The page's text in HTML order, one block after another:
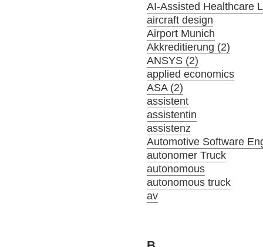
AI-Assisted Healthcare
aircraft design
Airport Munich
Akkreditierung (2)
ANSYS (2)
applied economics
ASA (2)
assistent
assistentin
assistenz
Automotive Software
autonomer Truck
autonomous
autonomous truck
av